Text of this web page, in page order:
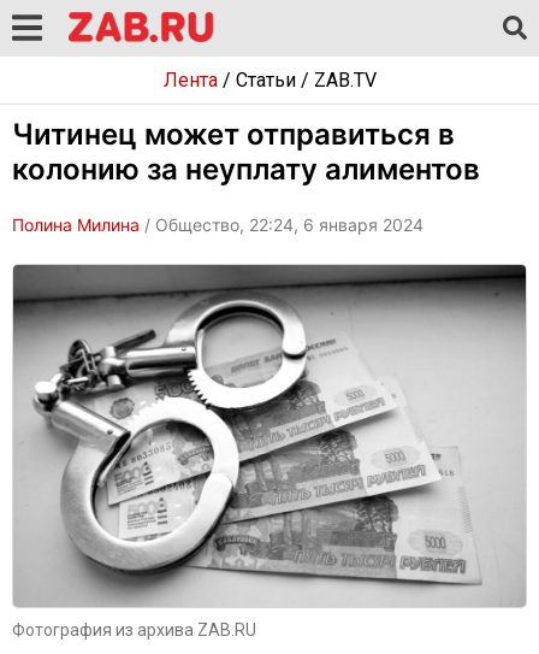
Лента/ Статьи/ ZAB.TV
Читинец может отправиться в
колонию за неуплату алиментов
Полина Милина / Общество, 22:24, 6 января 2024
Фотография из архива ZAB.RU